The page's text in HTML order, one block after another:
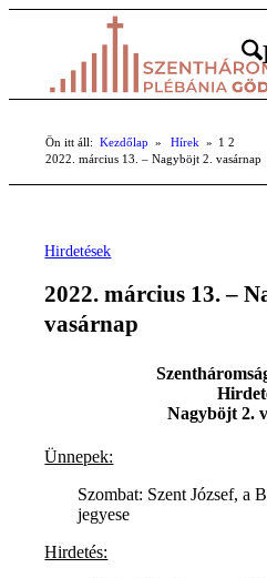
Ön itt áll: Kezdőlap 1
» Hírek 2
»
2022. március 13. – Nagyböjt 2. vasárnap
Hirdetések
2022. március 13. –
vasárnap
Nagyböjt 2.
Ünnepek:
Szombat: Szent József, a
jegyese
Hirdetés: